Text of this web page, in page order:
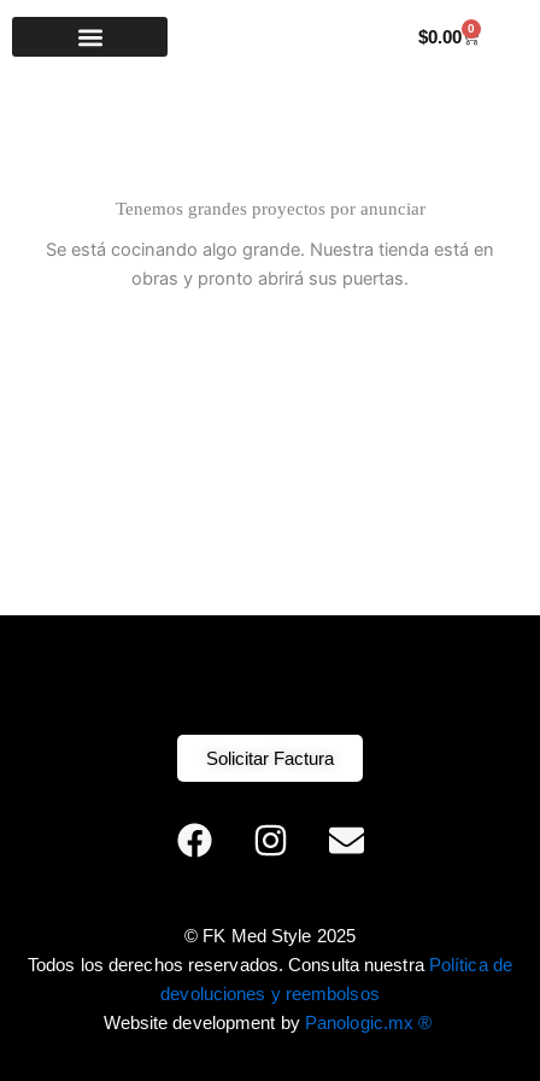
$0.00 0
Carrito
Tenemos grandes proyectos por anunciar
Se está cocinando algo grande. Nuestra tienda está en
obras y pronto abrirá sus puertas.
Solicitar Factura
F
a
e
b
o
o
I
n
t
a
g
r
E
n
e
l
o
p
© FK Med Style 2025
Todos los derechos reservados. Consulta nuestra Política de
devoluciones y reembolsos
Website development by Panologic.mx ®